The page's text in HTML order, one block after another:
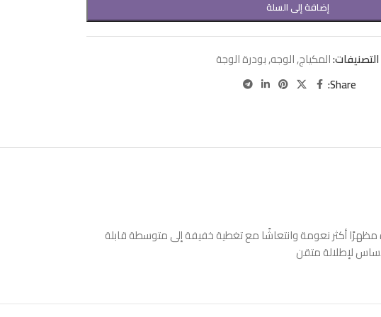
إضافة إلى السلة
التصنيفات:المكياج,الوجه,بودرة الوجة
Share:
أكثر نعومة وانتعاشًا مع تغطية خفيفة إلى متوسطة قابلة
لإطلالة متقن